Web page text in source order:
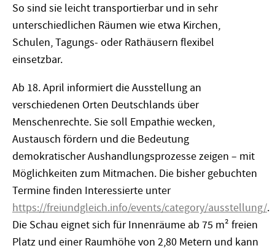
So sind sie leicht transportierbar und in sehr
unterschiedlichen Räumen wie etwa Kirchen,
Schulen, Tagungs- oder Rathäusern flexibel
einsetzbar.
Ab 18. April informiert die Ausstellung an
verschiedenen Orten Deutschlands über
Menschenrechte. Sie soll Empathie wecken,
Austausch fördern und die Bedeutung
demokratischer Aushandlungsprozesse zeigen – mit
Möglichkeiten zum Mitmachen. Die bisher gebuchten
Termine finden Interessierte unter
https://freiundgleich.info/events/category/ausstellung/.
Die Schau eignet sich für Innenräume ab 75 m² freien
Platz und einer Raumhöhe von 2,80 Metern und kann